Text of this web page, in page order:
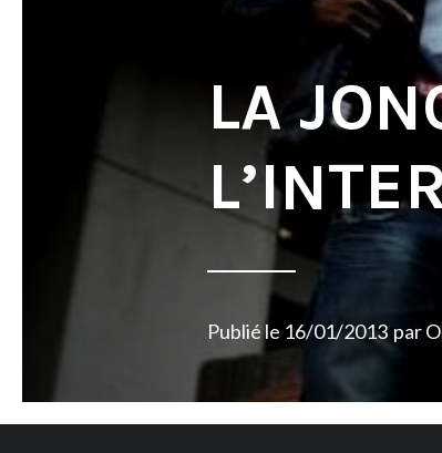
LA
Publié le 16/01/2013 par